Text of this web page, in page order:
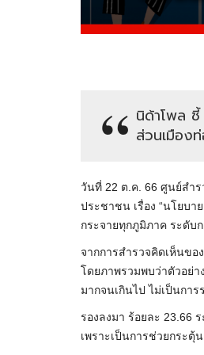
นิด้าโพล
ส่วนเมือง
วันที่ 22 ต.ค. 66 ศูนย์สำ
ประชาชน เรื่อง “นโยบา
กระจายทุกภูมิภาค ระดับ
จากการสำรวจคิดเห็นขอ
โดยภาพรวมพบว่าตัวอย่า
มากจนเกินไป ไม่เป็นกา
รองลงมา ร้อยละ 23.66
เพราะเป็นการช่วยกระตุ้